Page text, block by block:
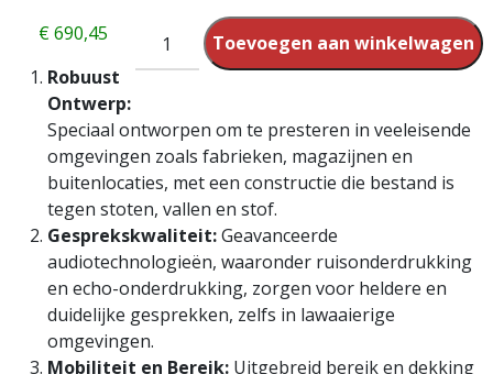
Toevoegen aan winkelwagen
€690,45
Robuust
Ontwerp:
Speciaal ontworpen om te presteren in veeleisende
omgevingen zoals fabrieken, magazijnen en
buitenlocaties, met een constructie die bestand is
tegen stoten, vallen en stof.
Gesprekskwaliteit:Geavanceerde
audiotechnologieën, waaronder ruisonderdrukking
en echo-onderdrukking, zorgen voor heldere en
duidelijke gesprekken, zelfs in lawaaierige
omgevingen.
Mobiliteit en Bereik: Uitgebreid bereik en dekking